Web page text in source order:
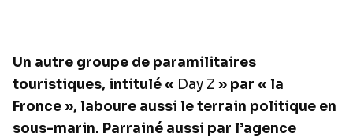
Un autre groupe de paramilitaires
touristiques, intitulé « Day Z » par « la
Fronce », laboure aussi le terrain politique en
sous-marin. Parrainé aussi par l’agence